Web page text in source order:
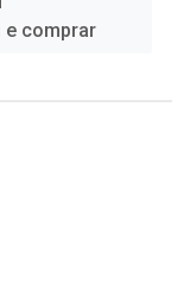
e comprar